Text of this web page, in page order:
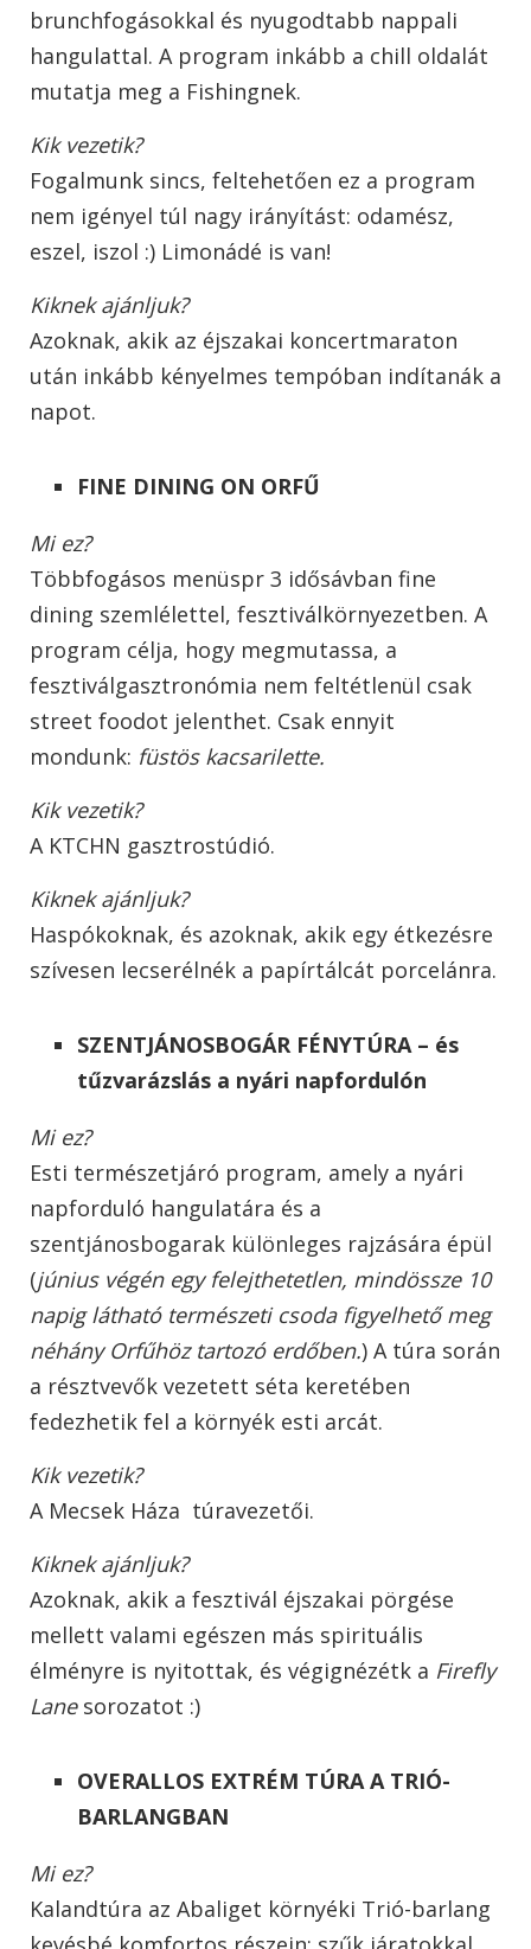
brunchfogásokkal és nyugodtabb nappali
hangulattal. A program inkább a chill oldalát
mutatja meg a Fishingnek.
Kik vezetik?
Fogalmunk sincs, feltehetően ez a program
nem igényel túl nagy irányítást: odamész,
eszel, iszol :) Limonádé is van!
Kiknek ajánljuk?
Azoknak, akik az éjszakai koncertmaraton
után inkább kényelmes tempóban indítanák a
napot.
FINE DINING ON ORFŰ
Mi ez?
Többfogásos menüspr 3 idősávban fine
dining szemlélettel, fesztiválkörnyezetben. A
program célja, hogy megmutassa, a
fesztiválgasztronómia nem feltétlenül csak
street foodot jelenthet. Csak ennyit
mondunk: füstös kacsarilette.
Kik vezetik?
A KTCHN gasztrostúdió.
Kiknek ajánljuk?
Haspókoknak, és azoknak, akik egy étkezésre
szívesen lecserélnék a papírtálcát porcelánra.
SZENTJÁNOSBOGÁR FÉNYTÚRA – és
tűzvarázslás a nyári napfordulón
Mi ez?
Esti természetjáró program, amely a nyári
napforduló hangulatára és a
szentjánosbogarak különleges rajzására épül
(június végén egy felejthetetlen, mindössze 10
napig látható természeti csoda figyelhető meg
néhány Orfűhöz tartozó erdőben.) A túra során
a résztvevők vezetett séta keretében
fedezhetik fel a környék esti arcát.
Kik vezetik?
A Mecsek Háza túravezetői.
Kiknek ajánljuk?
Azoknak, akik a fesztivál éjszakai pörgése
mellett valami egészen más spirituális
élményre is nyitottak, és végignézétk a Firefly
Lanesorozatot :)
OVERALLOS EXTRÉM TÚRA A TRIÓ-
BARLANGBAN
Mi ez?
Kalandtúra az Abaliget környéki Trió-barlang